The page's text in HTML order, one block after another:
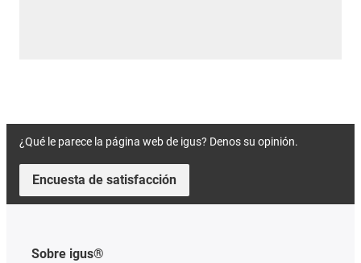
¿Qué le parece la página web de igus? Denos su opinión.
Encuesta de satisfacción
Sobre igus®